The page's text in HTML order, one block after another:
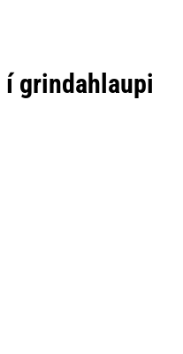
í grindahlaupi